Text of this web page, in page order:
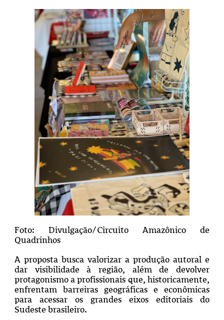
Foto: Divulgação/Circuito Amazônico de
Quadrinhos
A proposta busca valorizar a produção autoral e
dar visibilidade à região, além de devolver
protagonismo a profissionais que, historicamente,
enfrentam barreiras geográficas e econômicas
para acessar os grandes eixos editoriais do
Sudeste brasileiro.